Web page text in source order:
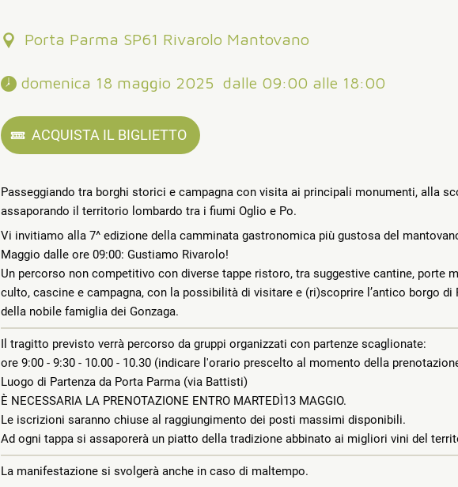
Porta Parma SP61 Rivarolo Mantovano
domenica 18 maggio 2025  dalle 09:00 alle 18:00
ACQUISTA IL BIGLIETTO
Passeggiando tra borghi storici e campagna con visita ai principali monumenti, alla
assaporando il territorio lombardo tra i fiumi Oglio e Po.
Vi invitiamo alla 7^ edizione della camminata gastronomica più gustosa del
Maggio dalle ore 09:00: Gustiamo Rivarolo!
Un percorso non competitivo con diverse tappe ristoro, tra suggestive cantine, porte
culto, cascine e campagna, con la possibilità di visitare e (ri)scoprire l’antico borgo
della nobile famiglia dei Gonzaga.
Il tragitto previsto verrà percorso da gruppi organizzati con partenze scaglionate:
ore 9:00 - 9:30 - 10.00 - 10.30 (indicare l'orario prescelto al momento della
Luogo di Partenza da Porta Parma (via Battisti)
È NECESSARIA LA PRENOTAZIONE ENTRO MARTEDÌ13 MAGGIO.
Le iscrizioni saranno chiuse al raggiungimento dei posti massimi disponibili.
Ad ogni tappa si assaporerà un piatto della tradizione abbinato ai migliori vini del
La manifestazione si svolgerà anche in caso di maltempo.